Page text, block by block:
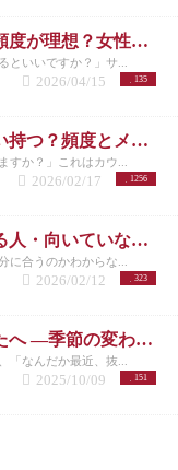
ヘッドスパはどのくらいの頻度が理想？女性に多い悩みと正しい通い方
といいですか？」サ...
135
2026/04/15
白髪ハイライトはどれくらい持つ？頻度とメンテナンスの目安を解説
すか？」これはカウ...
1256
2026/02/17
白髪ハイライトが向いている人・向いていない人｜後悔しない選び方 洗足
に合うのかわからな...
323
2026/02/12
秋の抜け毛が気になるあなたへ ―季節の変わり目に必要な頭皮ケアとは―
「なんだか最近、抜...
151
2025/10/09